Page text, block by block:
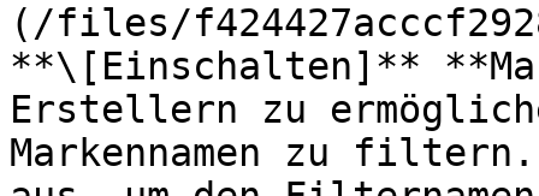
(/files/
**\[Einschalten]**
Erstellern zu
Markennamen zu